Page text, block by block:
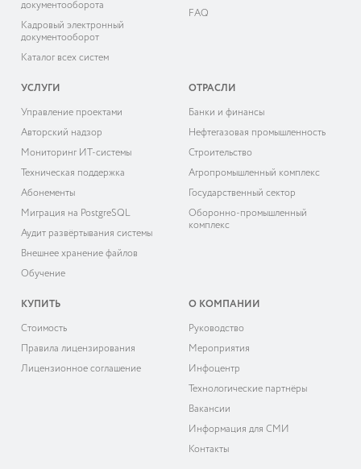
документооборота
Кадровый электронный
документооборот
Каталог всех систем
FAQ
УСЛУГИ
Управление проектами
Авторский надзор
Мониторинг ИТ-системы
Техническая поддержка
Абонементы
Миграция на PostgreSQL
Аудит развёртывания системы
Внешнее хранение файлов
Обучение
ОТРАСЛИ
Банки и финансы
Нефтегазовая промышленность
Строительство
Агропромышленный комплекс
Государственный сектор
Оборонно-промышленный
комплекс
КУПИТЬ
Cтоимость
Правила лицензирования
Лицензионное соглашение
О КОМПАНИИ
Руководство
Мероприятия
Инфоцентр
Технологические партнёры
Вакансии
Информация для СМИ
Контакты